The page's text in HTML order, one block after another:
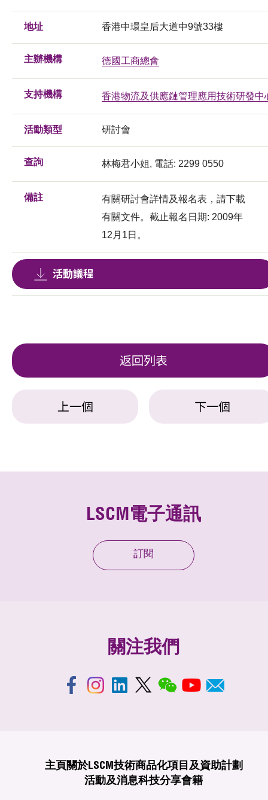
地址 香港中環皇后大道中9號33樓
主辦機構 德國工商總會
支持機構 香港物流及供應鏈管理應用技術研發中
活動類型 研討會
查詢 林梅君小姐, 電話: 2299 0550
備註
有關研討會詳情及報名表，請下載
有關文件。截止報名日期: 2009年
12月1日。
活動議程
返回列表
上一個 下一個
LSCM電子通訊
訂閱
關注我們
主頁 關於LSCM技術商品化項目及資助計劃
活動及消息科技分享會籍